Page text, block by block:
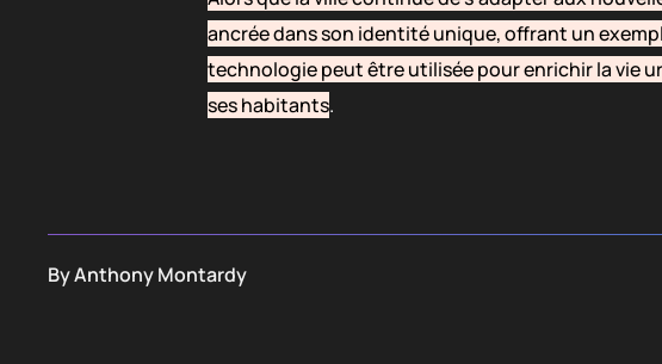
ancrée dans son identité unique, offrant un
technologie peut être utilisée pour enrichir la vie
ses habitants.
ByAnthony Montardy